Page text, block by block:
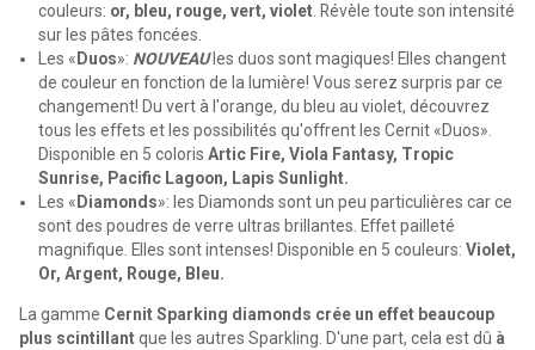
couleurs: or, bleu, rouge, vert, violet. Révèle toute son intensité
sur les pâtes foncées.
Les « Duos»: NOUVEAUles duos sont magiques! Elles changent
de couleur en fonction de la lumière! Vous serez surpris par ce
changement! Du vert à l'orange, du bleu au violet, découvrez
tous les effets et les possibilités qu'offrent les Cernit «Duos».
Disponible en 5 coloris Artic Fire, Viola Fantasy, Tropic
Sunrise, Pacific Lagoon, Lapis Sunlight.
Les « Diamonds»: les Diamonds sont un peu particulières car ce
sont des poudres de verre ultras brillantes. Effet pailleté
magnifique. Elles sont intenses! Disponible en 5 couleurs: Violet,
Or, Argent, Rouge, Bleu.
La gamme Cernit Sparking diamonds crée un effet beaucoup
plus scintillantque les autres Sparkling. D'une part, cela est dû à